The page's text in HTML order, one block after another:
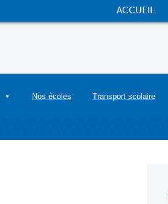
ACCUEIL
Nos écoles Transport scolaire